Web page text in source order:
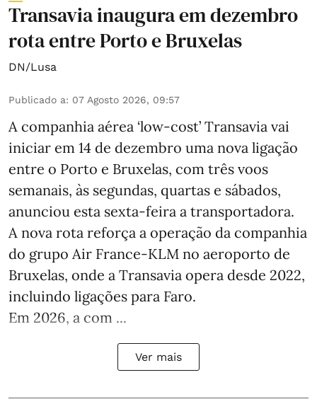
Transavia inaugura em dezembro
rota entre Porto e Bruxelas
DN/Lusa
Publicado a: 07 Agosto 2026, 09:57
A companhia aérea ‘low-cost’ Transavia vai
iniciar em 14 de dezembro uma nova ligação
entre o Porto e Bruxelas, com três voos
semanais, às segundas, quartas e sábados,
anunciou esta sexta-feira a transportadora.
A nova rota reforça a operação da companhia
do grupo Air France-KLM no aeroporto de
Bruxelas, onde a Transavia opera desde 2022,
incluindo ligações para Faro.
Em 2026, a com ...
Ver mais